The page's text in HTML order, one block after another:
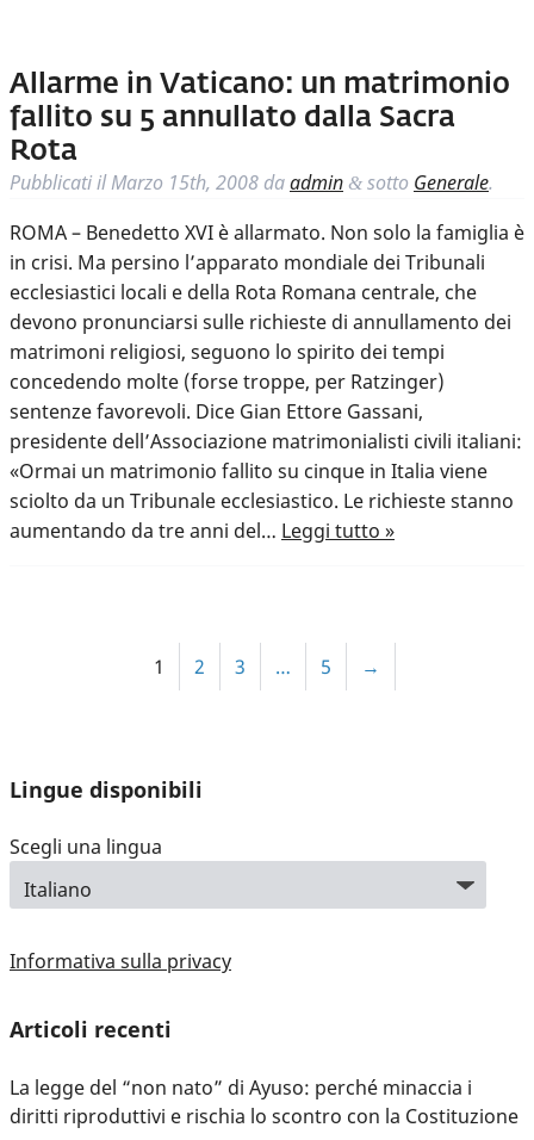
Allarme in Vaticano: un matrimonio
fallito su 5 annullato dalla Sacra
Rota
Pubblicati ilMarzo 15th, 2008 daadmin & sotto Generale.
ROMA – Benedetto XVI è allarmato. Non solo la famiglia è
in crisi. Ma persino l’apparato mondiale dei Tribunali
ecclesiastici locali e della Rota Romana centrale, che
devono pronunciarsi sulle richieste di annullamento dei
matrimoni religiosi, seguono lo spirito dei tempi
concedendo molte (forse troppe, per Ratzinger)
sentenze favorevoli. Dice Gian Ettore Gassani,
presidente dell’Associazione matrimonialisti civili italiani:
«Ormai un matrimonio fallito su cinque in Italia viene
sciolto da un Tribunale ecclesiastico. Le richieste stanno
aumentando da tre anni del… Leggi tutto »
1 2 3 … 5 →
Lingue disponibili
Scegli una lingua
Informativa sulla privacy
Articoli recenti
La legge del “non nato” di Ayuso: perché minaccia i
diritti riproduttivi e rischia lo scontro con la Costituzione